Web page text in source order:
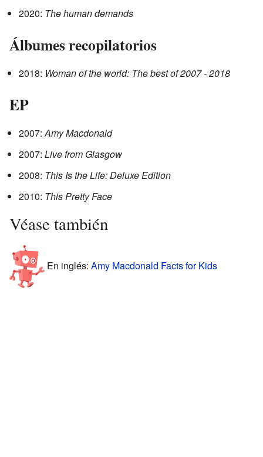
2020: The human demands
Álbumes recopilatorios
2018: Woman of the world: The best of 2007 - 2018
EP
2007:Amy Macdonald
2007: Live from Glasgow
2008: This Is the Life: Deluxe Edition
2010: This Pretty Face
Véase también
En inglés: Amy Macdonald Facts for Kids